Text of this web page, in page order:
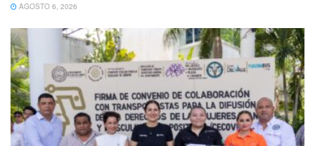
A pesar de los múltiples intentos por parte de sus amigos
para rescatarlo con vida, estos no fueron suficientes y el
joven falleció.
Sin embargo,arribaron paramédicos y elementos
policíacos luego de haber pedido auxilioa través del
número de emergencias 911.
AGOSTO 6, 2026